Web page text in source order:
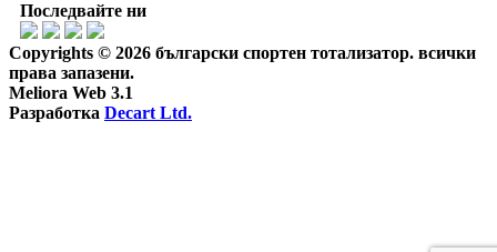
Последвайте ни
Copyrights © 2026 български спортен тотализатор. всички
права запазени.
Meliora Web 3.1
Разработка Decart Ltd.